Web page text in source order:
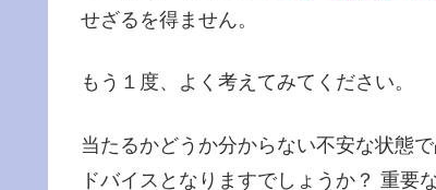
せざるを得ません。
もう１度、よく考えてみてください。
当たるかどうか分からない不安な状態
ドバイスとなりますでしょうか？ 重要